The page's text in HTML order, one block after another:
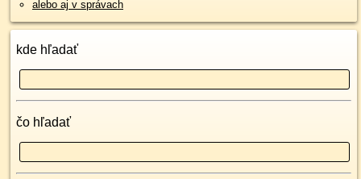
alebo aj v správach
kde hľadať
čo hľadať